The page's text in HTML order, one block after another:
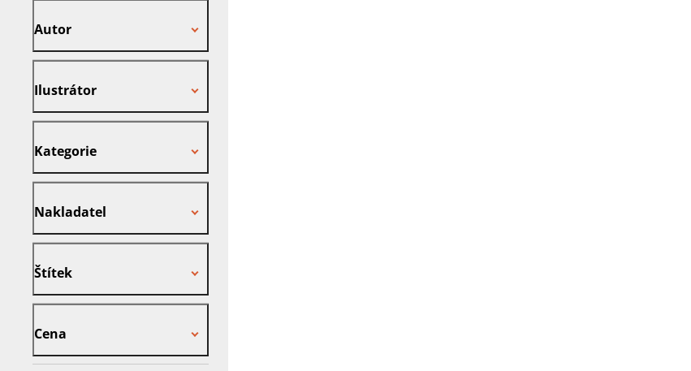
Autor
Ilustrátor
Kategorie
Nakladatel
Štítek
Cena